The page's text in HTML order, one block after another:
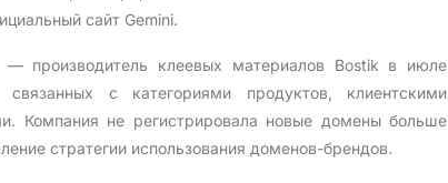
сайт Gemini.
производитель клеевых материалов Bostik в июле
с категориями продуктов, клиентскими
Компания не регистрировала новые домены больше
стратегии использования доменов-брендов.